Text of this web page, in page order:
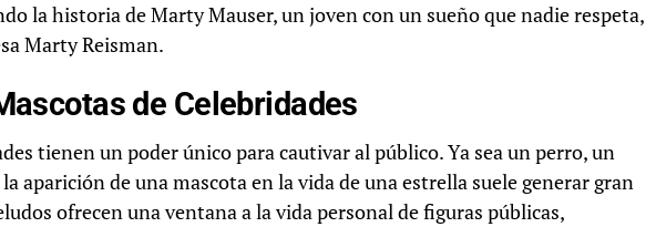
la historia de Marty Mauser, un joven con un sueño que nadie respeta,
Marty Reisman.
de Celebridades
tienen un poder único para cautivar al público. Ya sea un perro, un
aparición de una mascota en la vida de una estrella suele generar gran
ofrecen una ventana a la vida personal de figuras públicas,